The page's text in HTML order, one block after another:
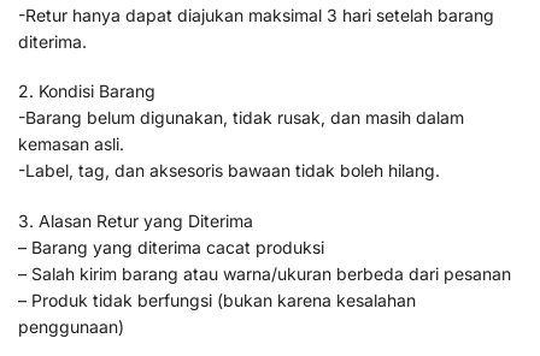
-Retur hanya dapat diajukan maksimal 3 hari setelah barang
diterima.
2. Kondisi Barang
-Barang belum digunakan, tidak rusak, dan masih dalam
kemasan asli.
-Label, tag, dan aksesoris bawaan tidak boleh hilang.
3. Alasan Retur yang Diterima
– Barang yang diterima cacat produksi
– Salah kirim barang atau warna/ukuran berbeda dari pesanan
– Produk tidak berfungsi (bukan karena kesalahan
penggunaan)